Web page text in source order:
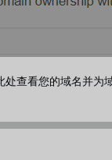
处查看您的域名并为